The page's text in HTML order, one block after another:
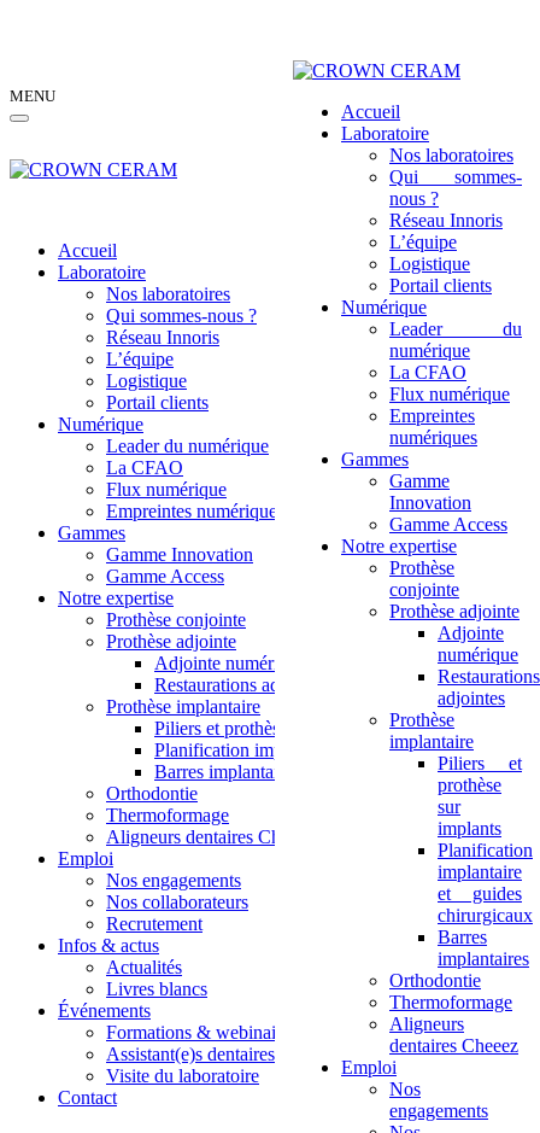
Accueil
Laboratoire
Nos laboratoires
Qui sommes-
nous ?
Réseau Innoris
L’équipe
Logistique
Portail clients
Numérique
Leader du
numérique
La CFAO
Flux numérique
Empreintes
numériques
Gammes
Gamme
Innovation
Gamme Access
Notre expertise
Prothèse
conjointe
Prothèse adjointe
Adjointe
numérique
Restaurations
adjointes
Prothèse
implantaire
Piliers et
prothèse
sur
implants
Planification
implantaire
et guides
chirurgicaux
Barres
implantaires
Orthodontie
Thermoformage
Aligneurs
dentaires Cheeez
Emploi
Nos
engagements
MENU
Accueil
Laboratoire
Nos laboratoires
Qui sommes-nous ?
Réseau Innoris
L’équipe
Logistique
Portail clients
Numérique
Leader du numérique
La CFAO
Flux numérique
Empreintes numériques
Gammes
Gamme Innovation
Gamme Access
Notre expertise
Prothèse conjointe
Prothèse adjointe
Adjointe numérique
Restaurations adjointes
Prothèse implantaire
Piliers et prothèse sur implants
Planification implantaire et guides chirurgicaux
Barres implantaires
Orthodontie
Thermoformage
Aligneurs dentaires Cheeez
Emploi
Nos engagements
Nos collaborateurs
Recrutement
Infos & actus
Actualités
Livres blancs
Événements
Formations & webinaires
Assistant(e)s dentaires
Visite du laboratoire
Contact